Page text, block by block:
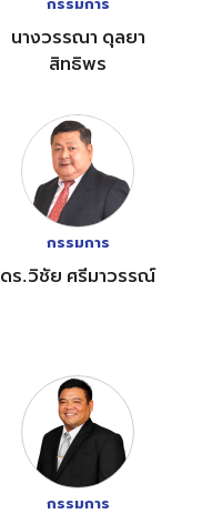
นางวรรณา ดุลยา
สิทธิพร
กรรมการ
ดร.วิชัย ศรีมาวรรณ์
กรรมการ